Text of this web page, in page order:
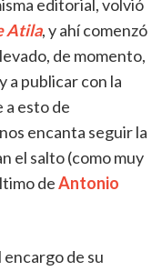
editorial, volvió
Atila, y ahí comenzó
de momento,
a publicar con la
a esto de
encanta seguir la
el salto (como muy
deAntonio
de su